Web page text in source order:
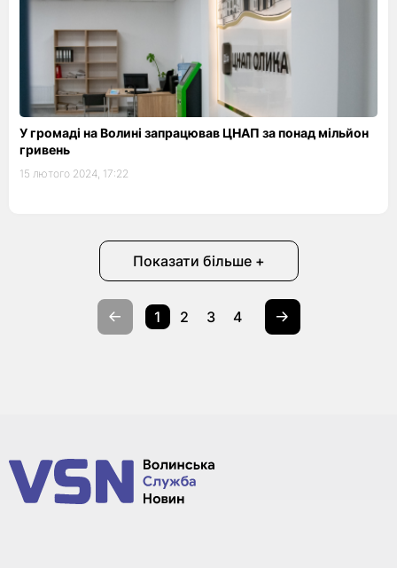
У громаді на Волині запрацював ЦНАП за понад мільйон
гривень
15 лютого 2024, 17:22
Показати більше +
1 2 3 4